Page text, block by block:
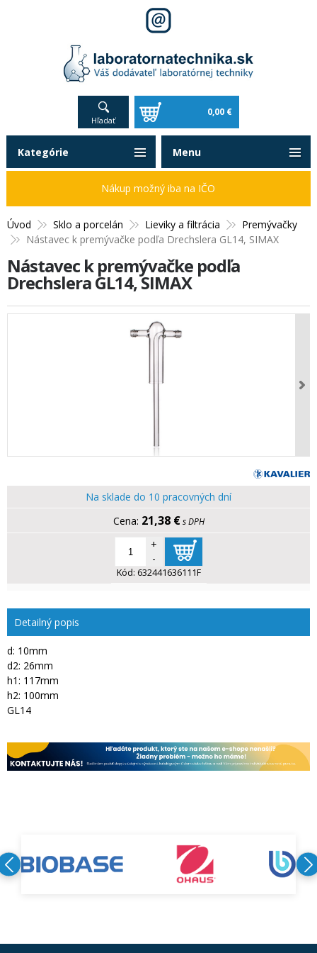
Hľadať
0,00 €
Úvod Sklo a porcelán Lieviky a filtrácia
Premývačky
Nástavec k premývačke podľa Drechslera GL14, SIMAX
Nástavec k premývačke podľa
Drechslera GL14, SIMAX
Na sklade do 10 pracovných dní
21,38 € s DPH
+
-
Kód: 632441636111F
Detailný popis
d: 10mm
d2: 26mm
h1: 117mm
h2: 100mm
GL14
Kategórie
Nákup možný iba na IČO
Menu